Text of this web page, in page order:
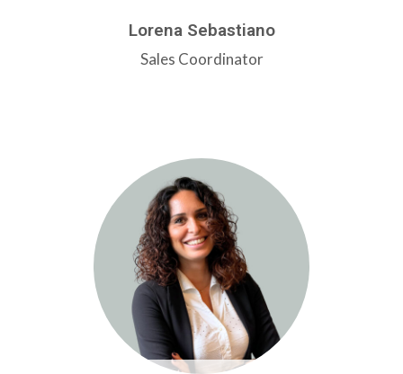
Lorena Sebastiano
Sales Coordinator